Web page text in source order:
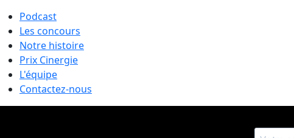
Podcast
Les concours
Notre histoire
Prix Cinergie
L'équipe
Contactez-nous